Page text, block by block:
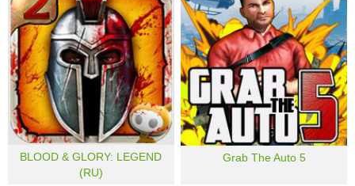
BLOOD & GLORY: LEGEND
(RU)
Grab The Auto 5